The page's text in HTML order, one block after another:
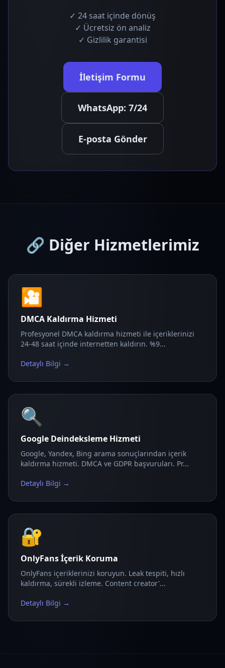
✓ 24 saat içinde dönüş
✓ Ücretsiz ön analiz
✓ Gizlilik garantisi
İletişim Formu
WhatsApp: 7/24
E-posta Gönder
🔗 Diğer Hizmetlerimiz
🎦
DMCA Kaldırma Hizmeti
Profesyonel DMCA kaldırma hizmeti ile içeriklerinizi
24-48 saat içinde internetten kaldırın. %9...
Detaylı Bilgi →
🔍
Google Deindeksleme Hizmeti
Google, Yandex, Bing arama sonuçlarından içerik
kaldırma hizmeti. DMCA ve GDPR başvuruları. Pr...
Detaylı Bilgi →
🔐
OnlyFans İçerik Koruma
OnlyFans içeriklerinizi koruyun. Leak tespiti, hızlı
kaldırma, sürekli izleme. Content creator'...
Detaylı Bilgi →